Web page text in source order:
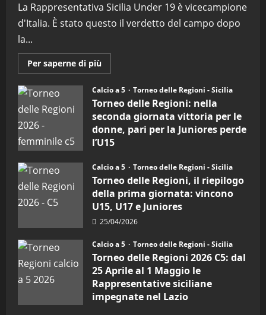
La Rappresentativa Sicilia Under 19 è vicecampione
d'Italia. È stato questo il verdetto del campo dopo
la...
Per saperne di più
informazioni
Torneo
delle
Regioni
di
calcio
a
5:
la
Juniores
è
vicecampione
d’Italia
Calcio a 5 Torneo delle Regioni - Sicilia
Torneo delle Regioni: nella
seconda giornata vittoria per le
donne, pari per la Juniores perde
l’U15
Calcio a 5
Torneo delle Regioni - Sicilia
Torneo delle Regioni, il riepilogo
della prima giornata: vincono
U15, U17 e Juniores
25/04/2026
Calcio a 5 Torneo delle Regioni - Sicilia
Torneo delle Regioni 2026 C5: dal
25 Aprile al 1 Maggio le
Rappresentative siciliane
impegnate nel Lazio